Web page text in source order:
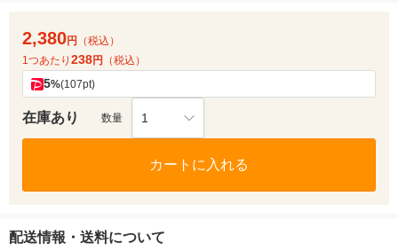
2,380円
（税込）
1つあたり 238円 （税込）
5%(107pt)
在庫あり 数量 1
カートに入れる
配送情報・送料について